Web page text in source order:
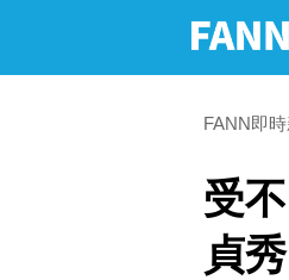
FANN即
受
貞